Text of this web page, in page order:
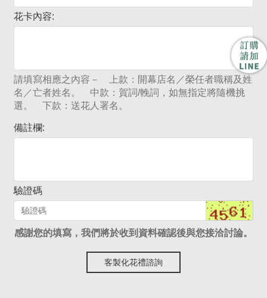
花卡內容:
請填寫相應之內容－ 上款：開幕店名／榮任者職稱及姓
名／亡者姓名。 中款：賀詞/輓詞，如無指定將隨機挑
選。 下款：送花人署名。
備註欄:
驗證碼
感謝您的填寫，我們將於收到資料確認後與您接洽討論。
客製化花禮諮詢